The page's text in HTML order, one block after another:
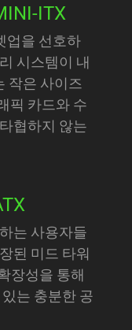
ITX
업을 선호하
시스템이 내
작은 사이즈
픽 카드와 수
협하지 않는
는 사용자들
된 미드 타워
장성을 통해
는 충분한 공